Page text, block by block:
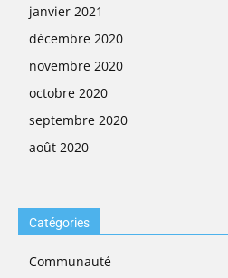
janvier 2021
décembre 2020
novembre 2020
octobre 2020
septembre 2020
août 2020
Catégories
Communauté